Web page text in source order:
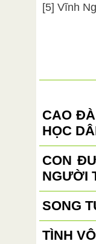
[5] Vĩnh
CAO
HỌC
CON
NGƯỜI
SONG
TÌNH